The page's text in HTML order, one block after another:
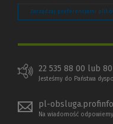
Zarządzaj preferencjami
22 535 88 00 lub
Jesteśmy do Państwa
pl-
Na wiadomość